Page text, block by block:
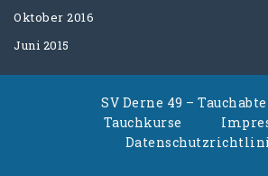
Oktober 2016
Juni 2015
SV Derne 49 –
Tauchkurse